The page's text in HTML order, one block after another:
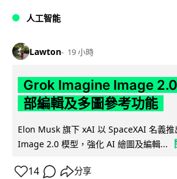
人工智能
Lawton 19 小時
Grok Imagine Image
部編輯及多圖參考功能
Elon Musk 旗下 xAI 以 SpaceXAI 名義
Image 2.0 模型，強化 AI 繪圖及編輯...
14 分享